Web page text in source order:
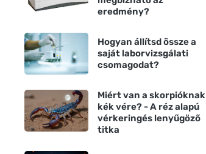
eredmény?
Hogyan állítsd össze a
saját laborvizsgálati
csomagodat?
Miért van a skorpióknak
kék vére? - A réz alapú
vérkeringés lenyűgöző
titka